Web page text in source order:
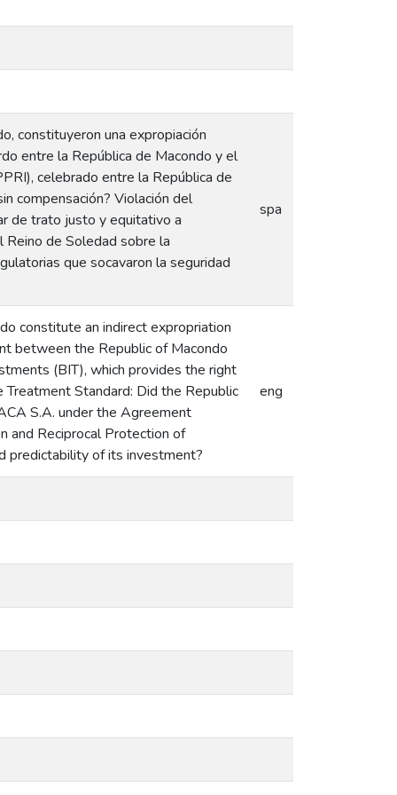
constituyeron una expropiación
entre la República de Macondo y el
celebrado entre la República de
compensación? Violación del
de trato justo y equitativo a
de Soledad sobre la
que socavaron la seguridad
spa
constitute an indirect expropriation
between the Republic of Macondo
(BIT), which provides the right
Standard: Did the Republic
S.A. under the Agreement
and Reciprocal Protection of
predictability of its investment?
eng